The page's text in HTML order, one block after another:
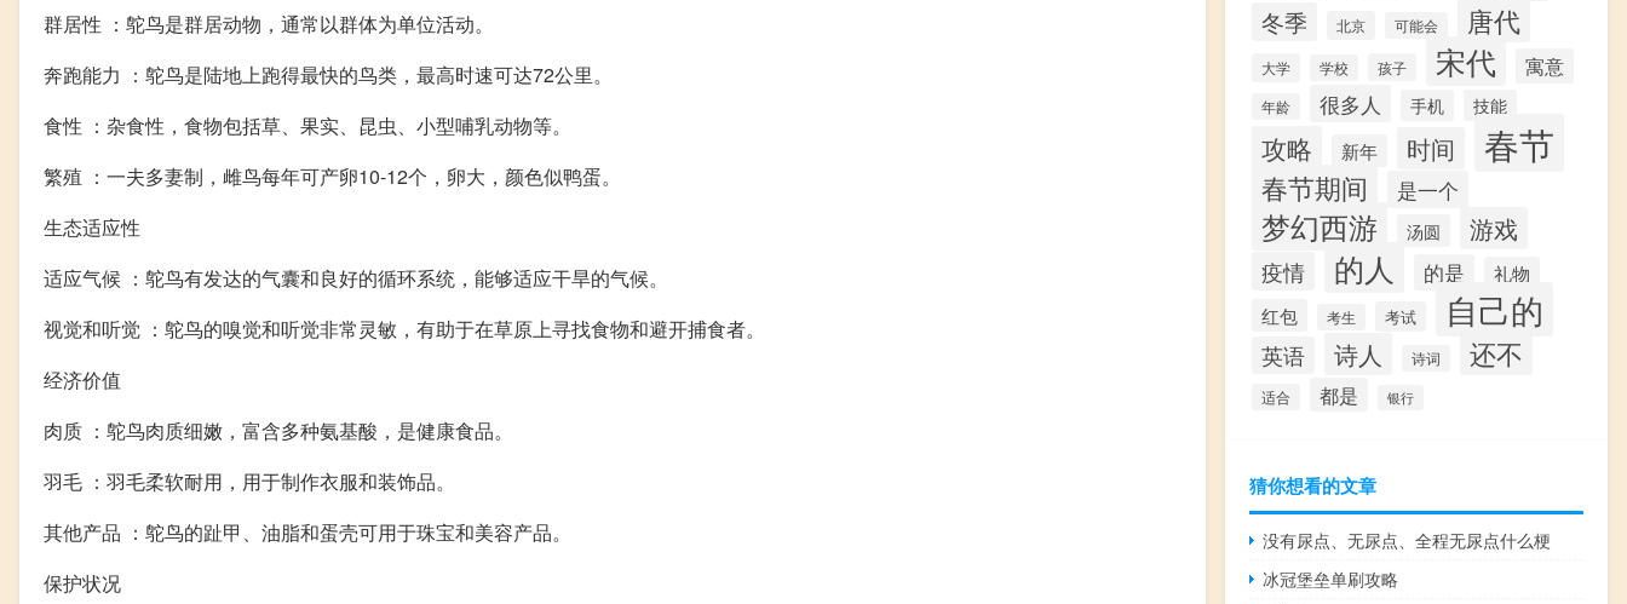
群居性 ：鸵鸟是群居动物，通常以群体为单位活动。
奔跑能力 ：鸵鸟是陆地上跑得最快的鸟类，最高时速可达72公里。
食性 ：杂食性，食物包括草、果实、昆虫、小型哺乳动物等。
繁殖 ：一夫多妻制，雌鸟每年可产卵10-12个，卵大，颜色似鸭蛋。
生态适应性
适应气候 ：鸵鸟有发达的气囊和良好的循环系统，能够适应干旱的气候。
视觉和听觉 ：鸵鸟的嗅觉和听觉非常灵敏，有助于在草原上寻找食物和避开捕食者。
经济价值
肉质 ：鸵鸟肉质细嫩，富含多种氨基酸，是健康食品。
羽毛 ：羽毛柔软耐用，用于制作衣服和装饰品。
其他产品 ：鸵鸟的趾甲、油脂和蛋壳可用于珠宝和美容产品。
保护状况
冬季 北京 可能会 唐代
大学 学校 孩子 宋代 寓意
年龄 很多人 手机 技能
攻略 新年 时间 春节
春节期间 是一个
梦幻西游 汤圆 游戏
疫情 的人 的是
礼物
红包
考生 考试 自己的
英语 诗人 诗词 还不
适合 都是 银行
猜你想看的文章
没有尿点、无尿点、全程无尿点什么梗
冰冠堡垒单刷攻略